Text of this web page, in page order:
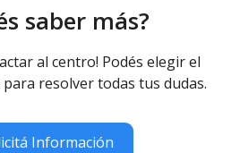
saber más?
al centro! Podés elegir el
resolver todas tus dudas.
Información